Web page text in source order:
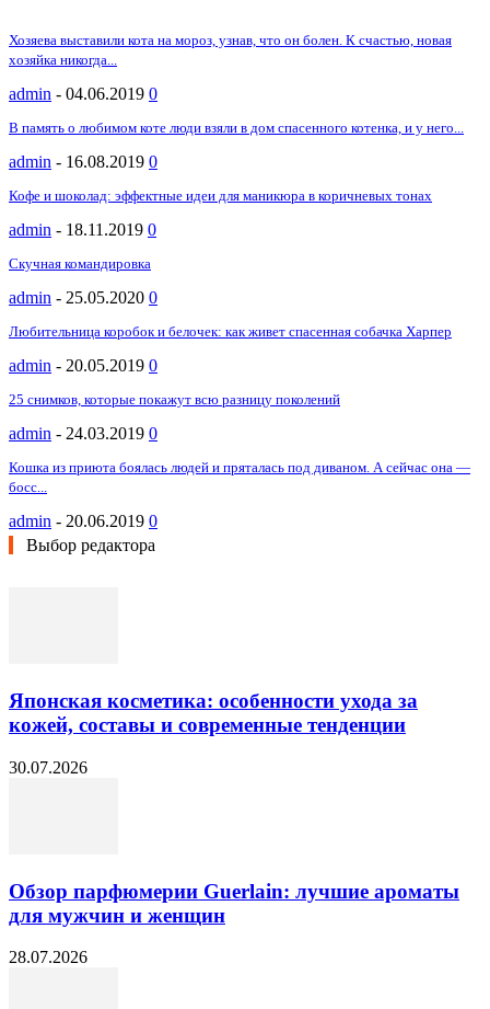
Хозяева выставили кота на мороз, узнав, что он болен. К счастью, новая
хозяйка никогда...
admin - 04.06.2019 0
В память о любимом коте люди взяли в дом спасенного котенка, и у него...
admin - 16.08.2019 0
Кофе и шоколад: эффектные идеи для маникюра в коричневых тонах
admin - 18.11.2019 0
Скучная командировка
admin - 25.05.2020 0
Любительница коробок и белочек: как живет спасенная собачка Харпер
admin - 20.05.2019 0
25 снимков, которые покажут всю разницу поколений
admin - 24.03.2019 0
Кошка из приюта боялась людей и пряталась под диваном. А сейчас она —
босс...
admin - 20.06.2019 0
Выбор редактора
Японская косметика: особенности ухода за
кожей, составы и современные тенденции
30.07.2026
Обзор парфюмерии Guerlain: лучшие ароматы
для мужчин и женщин
28.07.2026